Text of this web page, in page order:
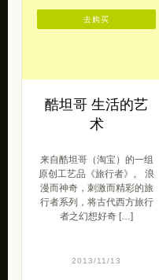
酷坦哥 生活的艺
术
来自酷坦哥（淘宝）的一组
原创工艺品《旅行者》。 浪
漫而神奇，刺激而精彩的旅
行者系列，将古代西方旅行
者之幻想好奇 […]
2013/11/13
去购买